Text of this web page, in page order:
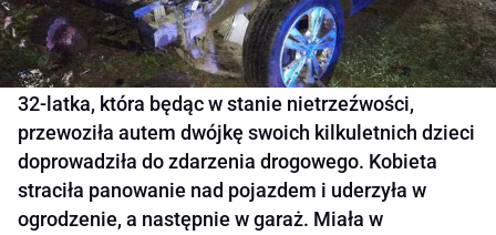
32-latka, która będąc w stanie nietrzeźwości,
przewoziła autem dwójkę swoich kilkuletnich dzieci
doprowadziła do zdarzenia drogowego. Kobieta
straciła panowanie nad pojazdem i uderzyła w
ogrodzenie, a następnie w garaż. Miała w